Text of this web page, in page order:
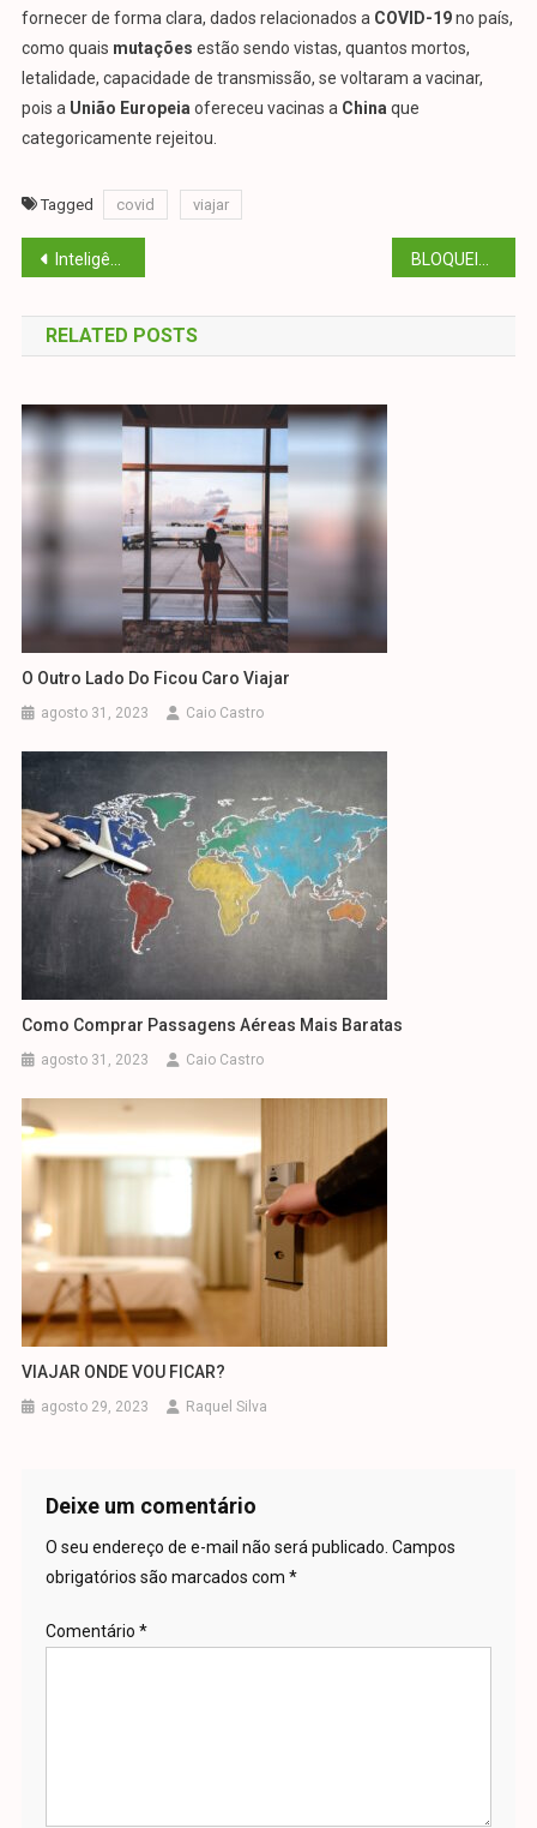
fornecer de forma clara, dados relacionados a COVID-19no país,
como quais mutações estão sendo vistas, quantos mortos,
letalidade, capacidade de transmissão, se voltaram a vacinar,
pois a União Europeia ofereceu vacinas a China que
categoricamente rejeitou.
Tagged covid viajar
Navegação
de
Post
Inteligência Artificial IA
RELATED POSTS
O Outro Lado Do Ficou Caro Viajar
agosto 31, 2023 Caio Castro
Como Comprar Passagens Aéreas Mais Baratas
agosto 31, 2023 Caio Castro
VIAJAR ONDE VOU FICAR?
agosto 29, 2023 Raquel Silva
Deixe um comentário
O seu endereço de e-mail não será publicado. Campos
obrigatórios são marcados com *
Comentário *